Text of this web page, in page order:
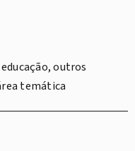
outros
temática